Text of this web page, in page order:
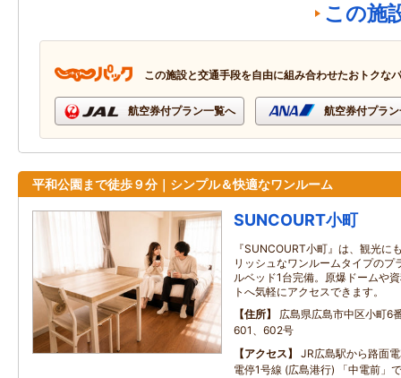
この施
この施設と交通手段を自由に組み合わせたおトクな
航空券付プラン一覧へ 航空券付プラ
平和公園まで徒歩９分｜シンプル＆快適なワンルーム
SUNCOURT小町
『SUNCOURT小町』は、観光に
リッシュなワンルームタイプのプ
ルベッド1台完備。原爆ドームや
トへ気軽にアクセスできます。
住所
広島県広島市中区小町6
601、602号
アクセス
JR広島駅から路面
電停1号線 (広島港行) 「中電前」